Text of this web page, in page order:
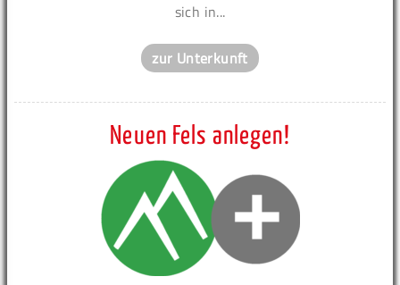
sich in...
zur Unterkunft
Neuen Fels anlegen!